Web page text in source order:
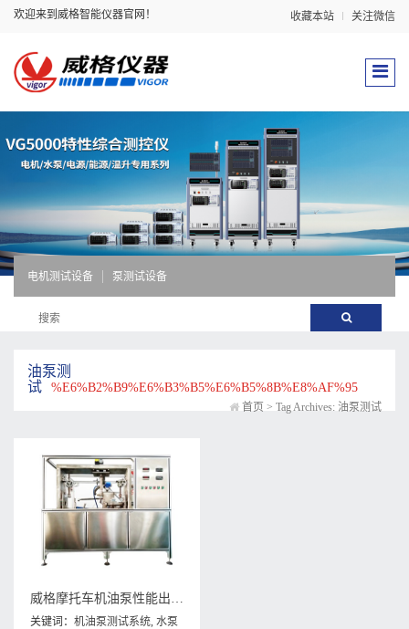
欢迎来到威格智能仪器官网！ 收藏本站 关注微信
电机测试设备 泵测试设备
油泵测
试
%E6%B2%B9%E6%B3%B5%E6%B5%8B%E8%AF%95
首页 > Tag Archives: 油泵测试
威格摩托车机油泵性能出厂测试台 隔膜泵/电磁泵/各类水泵综合测试系统
关键词： 机油泵测试系统, 水泵